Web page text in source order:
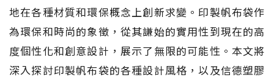
地在各種材質和環保概念上創新求變。印製帆布袋作
為環保和時尚的象徵，從其謙始的實用性到現在的高
度個性化和創意設計，展示了無限的可能性。本文將
深入探討印製帆布袋的各種設計風格，以及信德塑膠